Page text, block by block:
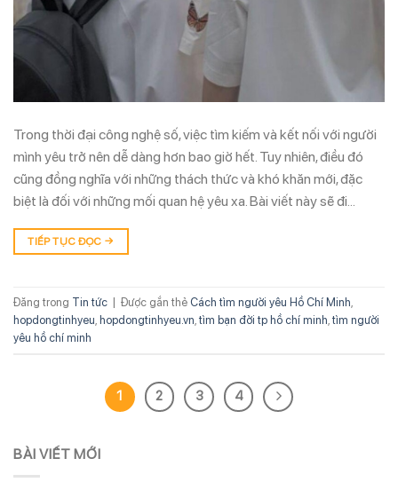
Trong thời đại công nghệ số, việc tìm kiếm và kết nối với người
mình yêu trở nên dễ dàng hơn bao giờ hết. Tuy nhiên, điều đó
cũng đồng nghĩa với những thách thức và khó khăn mới, đặc
biệt là đối với những mối quan hệ yêu xa. Bài viết này sẽ đi…
TIẾP TỤC ĐỌC →
Đăng trong Tin tức | Được gắn thẻ Cách tìm người yêu Hồ Chí Minh
hopdongtinhyeu hopdongtinhyeu.vn tìm bạn đời tp hồ chí minh tìm người
yêu hồ chí minh
1 2 3 4
BÀI VIẾT MỚI